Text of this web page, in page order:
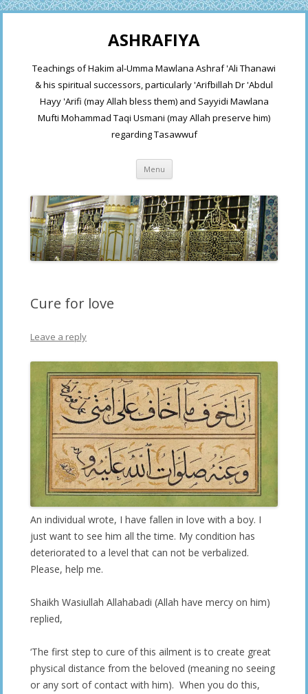
ASHRAFIYA
Teachings of Hakim al-Umma Mawlana Ashraf 'Ali Thanawi
& his spiritual successors, particularly 'Arifbillah Dr 'Abdul
Hayy 'Arifi (may Allah bless them) and Sayyidi Mawlana
Mufti Mohammad Taqi Usmani (may Allah preserve him)
regarding Tasawwuf
Menu Skip
content
Cure for love
Leave a reply
An individual wrote, I have fallen in love with a boy. I
just want to see him all the time. My condition has
deteriorated to a level that can not be verbalized.
Please, help me.
Shaikh Wasiullah Allahabadi (Allah have mercy on him)
replied,
‘The first step to cure of this ailment is to create great
physical distance from the beloved (meaning no seeing
or any sort of contact with him). When you do this,